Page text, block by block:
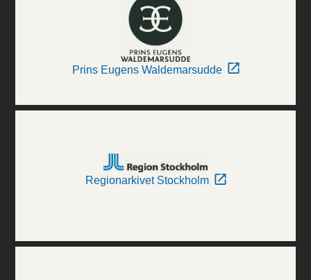
Prins Eugens Waldemarsudde
Regionarkivet Stockholm